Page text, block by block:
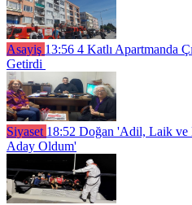
Asayiş 13:56 4 Katlı Apartmanda
Getirdi
Siyaset 18:52 Doğan 'Adil, Laik ve
Aday Oldum'